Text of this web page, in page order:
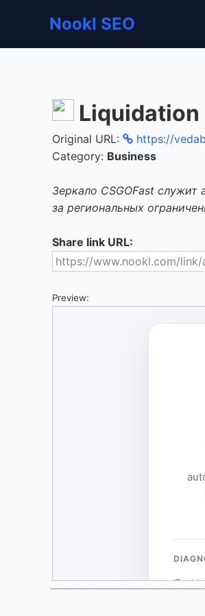
Nookl SEO
Liquidation
Original URL:
https://
Category: Business
Зеркало CSGOFast служит
за региональных
Share link URL:
Preview: